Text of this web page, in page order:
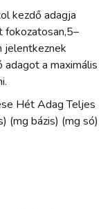
kezdő adagja
fokozatosan,5–
jelentkeznek
a maximális
Hét Adag Teljes
(mg bázis) (mg só)